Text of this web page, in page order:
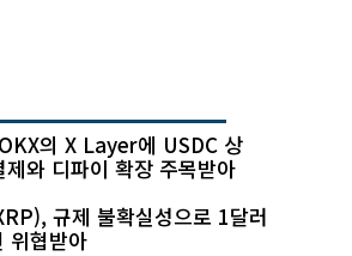
의 X Layer에 USDC 상
와 디파이 확장 주목받아
규제 불확실성으로 1달러
위협받아